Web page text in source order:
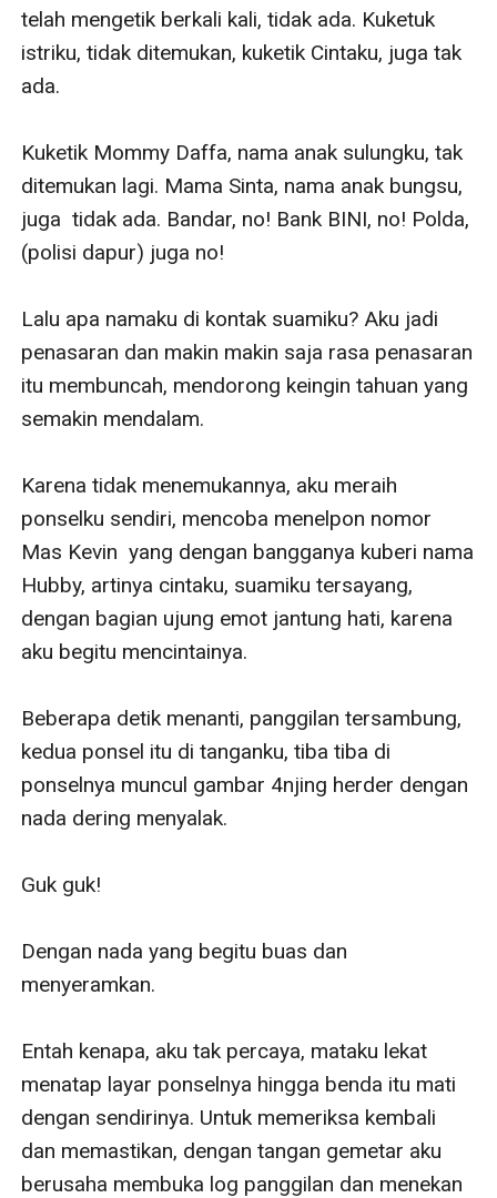
telah mengetik berkali kali, tidak ada. Kuketuk
istriku, tidak ditemukan, kuketik Cintaku, juga tak
ada.
Kuketik Mommy Daffa, nama anak sulungku, tak
ditemukan lagi. Mama Sinta, nama anak bungsu,
juga  tidak ada. Bandar, no! Bank BINI, no! Polda,
(polisi dapur) juga no!
Lalu apa namaku di kontak suamiku? Aku jadi
penasaran dan makin makin saja rasa penasaran
itu membuncah, mendorong keingin tahuan yang
semakin mendalam.
Karena tidak menemukannya, aku meraih
ponselku sendiri, mencoba menelpon nomor
Mas Kevin  yang dengan bangganya kuberi nama
Hubby, artinya cintaku, suamiku tersayang,
dengan bagian ujung emot jantung hati, karena
aku begitu mencintainya.
Beberapa detik menanti, panggilan tersambung,
kedua ponsel itu di tanganku, tiba tiba di
ponselnya muncul gambar 4njing herder dengan
nada dering menyalak.
Guk guk!
Dengan nada yang begitu buas dan
menyeramkan.
Entah kenapa, aku tak percaya, mataku lekat
menatap layar ponselnya hingga benda itu mati
dengan sendirinya. Untuk memeriksa kembali
dan memastikan, dengan tangan gemetar aku
berusaha membuka log panggilan dan menekan